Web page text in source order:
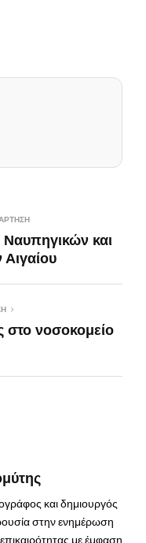
Ναυπηγικών και
στο νοσοκομείο
και δημιουργός
στην ενημέρωση
με έμφαση